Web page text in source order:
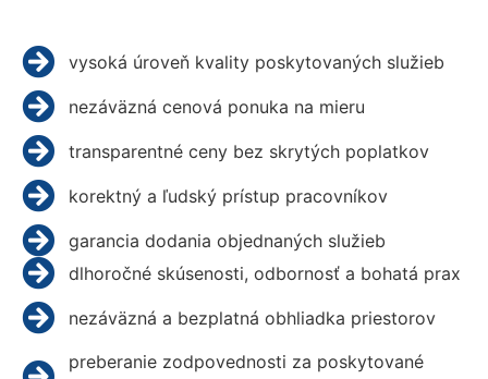
vysoká úroveň kvality poskytovaných služieb
nezáväzná cenová ponuka na mieru
transparentné ceny bez skrytých poplatkov
korektný a ľudský prístup pracovníkov
garancia dodania objednaných služieb
dlhoročné skúsenosti, odbornosť a bohatá prax
nezáväzná a bezplatná obhliadka priestorov
preberanie zodpovednosti za poskytované